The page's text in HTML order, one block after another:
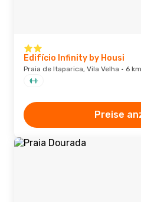
Edifício Infinity by Housi
Praia de Itaparica, Vila Velha · 6
Preise